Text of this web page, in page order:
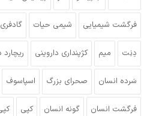
فرگشت شیمیایی شیمی حیات گادفری
دِنِت میم کژپنداری داروینی ریچارد
سَرده انسان صحرای بزرگ اسپاسوف
فرگشت انسان گونه انسان کپی